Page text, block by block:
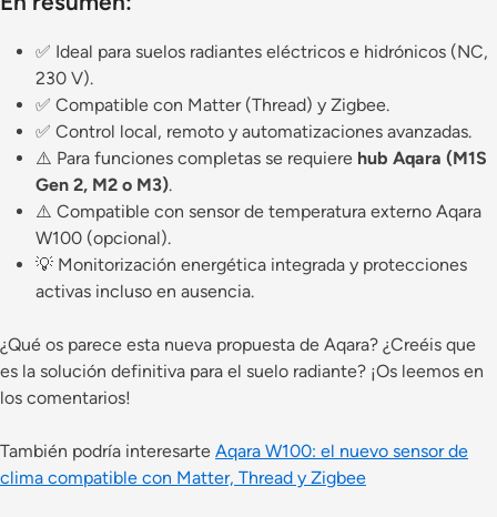
✅ Ideal para suelos radiantes eléctricos e hidrónicos (NC,
230 V).
✅ Compatible con Matter (Thread) y Zigbee.
✅ Control local, remoto y automatizaciones avanzadas.
⚠️ Para funciones completas se requiere hub Aqara (M1S
Gen 2, M2 o M3).
⚠️ Compatible con sensor de temperatura externo Aqara
W100 (opcional).
💡 Monitorización energética integrada y protecciones
activas incluso en ausencia.
¿Qué os parece esta nueva propuesta de Aqara? ¿Creéis que
es la solución definitiva para el suelo radiante? ¡Os leemos en
los comentarios!
También podría interesarte Aqara W100: el nuevo sensor de
clima compatible con Matter, Thread y Zigbee